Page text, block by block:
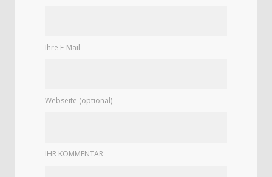
Ihre E-Mail
Webseite (optional)
IHR KOMMENTAR